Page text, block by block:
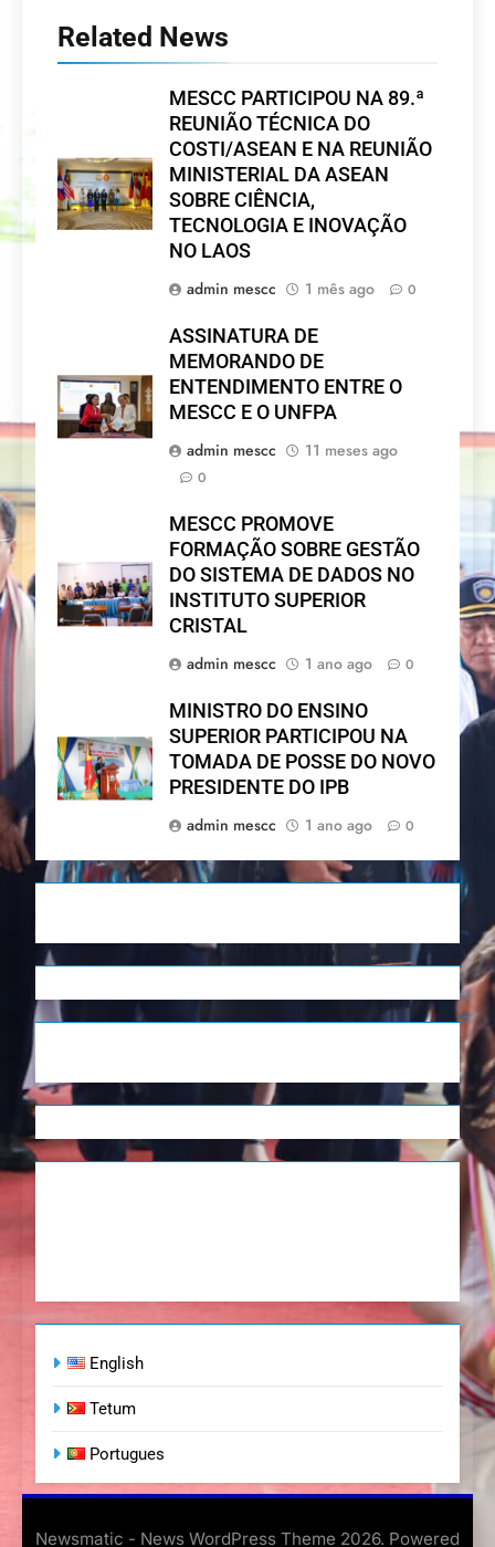
Related News
MESCC PARTICIPOU NA 89.ª
REUNIÃO TÉCNICA DO
COSTI/ASEAN E NA REUNIÃO
MINISTERIAL DA ASEAN
SOBRE CIÊNCIA,
TECNOLOGIA E INOVAÇÃO
NO LAOS
admin mescc
1 mês ago 0
ASSINATURA DE
MEMORANDO DE
ENTENDIMENTO ENTRE O
MESCC E O UNFPA
admin mescc
11 meses ago
0
MESCC PROMOVE
FORMAÇÃO SOBRE GESTÃO
DO SISTEMA DE DADOS NO
INSTITUTO SUPERIOR
CRISTAL
admin mescc
1 ano ago 0
MINISTRO DO ENSINO
SUPERIOR PARTICIPOU NA
TOMADA DE POSSE DO NOVO
PRESIDENTE DO IPB
admin mescc
1 ano ago 0
English
Tetum
Portugues
Newsmatic - News WordPress Theme 2026. Powered